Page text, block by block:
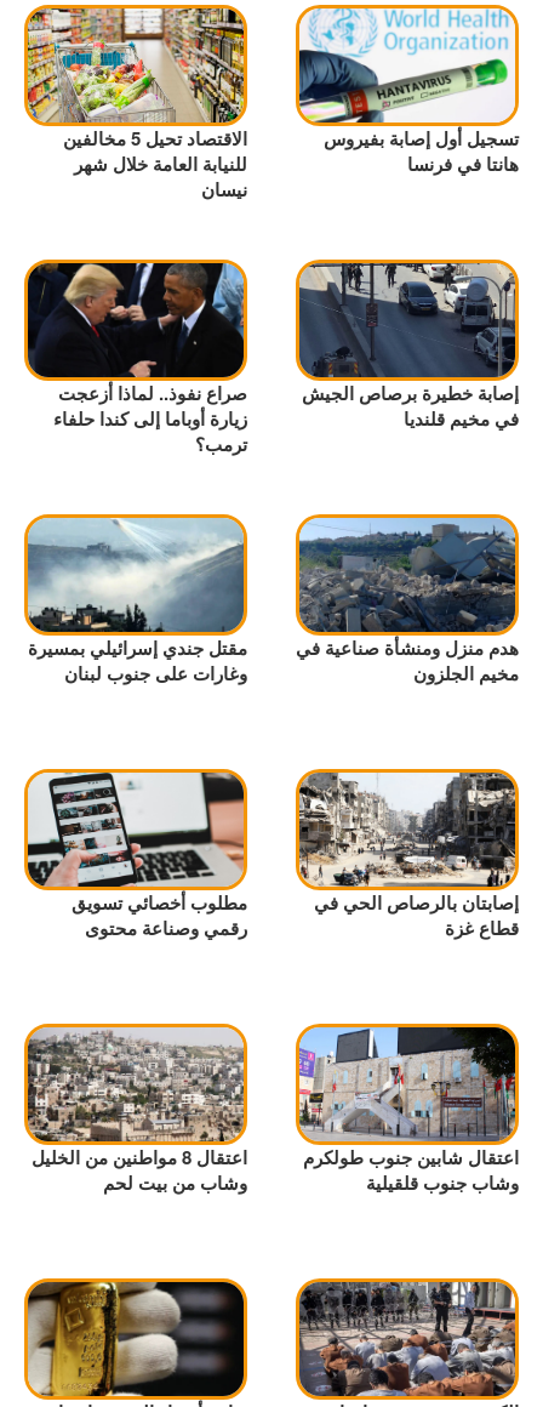
تسجيل أول إصابة بفيروس
هانتا في فرنسا
الاقتصاد تحيل 5 مخالفين
للنيابة العامة خلال شهر
نيسان
إصابة خطيرة برصاص الجيش
في مخيم قلنديا
صراع نفوذ.. لماذا أزعجت
زيارة أوباما إلى كندا حلفاء
ترمب؟
هدم منزل ومنشأة صناعية في
مخيم الجلزون
مقتل جندي إسرائيلي بمسيرة
وغارات على جنوب لبنان
إصابتان بالرصاص الحي في
قطاع غزة
مطلوب أخصائي تسويق
رقمي وصناعة محتوى
اعتقال شابين جنوب طولكرم
وشاب جنوب قلقيلية
اعتقال 8 مواطنين من الخليل
وشاب من بيت لحم